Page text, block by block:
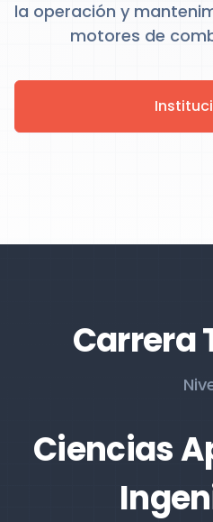
la operación y
motores de
Carrera
Ciencias